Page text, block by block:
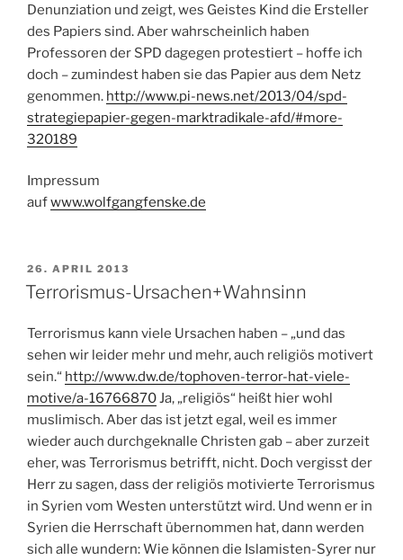
Denunziation und zeigt, wes Geistes Kind die Ersteller
des Papiers sind. Aber wahrscheinlich haben
Professoren der SPD dagegen protestiert – hoffe ich
doch – zumindest haben sie das Papier aus dem Netz
genommen. http://www.pi-news.net/2013/04/spd-
strategiepapier-gegen-marktradikale-afd/#more-
320189
Impressum
aufwww.wolfgangfenske.de
VERÖFFENTLICHT
AM
26. APRIL 2013
Terrorismus-Ursachen+Wahnsinn
Terrorismus kann viele Ursachen haben – „und das
sehen wir leider mehr und mehr, auch religiös motivert
sein.“ http://www.dw.de/tophoven-terror-hat-viele-
motive/a-16766870 Ja, „religiös“ heißt hier wohl
muslimisch. Aber das ist jetzt egal, weil es immer
wieder auch durchgeknalle Christen gab – aber zurzeit
eher, was Terrorismus betrifft, nicht. Doch vergisst der
Herr zu sagen, dass der religiös motivierte Terrorismus
in Syrien vom Westen unterstützt wird. Und wenn er in
Syrien die Herrschaft übernommen hat, dann werden
sich alle wundern: Wie können die Islamisten-Syrer nur